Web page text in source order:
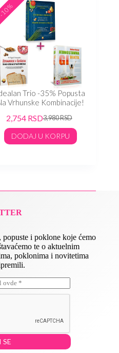
Trio -35% Popusta
Vrhunske Kombinacije!
3,980RSD
2,754 RSD
DODAJ U KORPU
i poklone koje ćemo
te o aktuelnim
poklonima i novitetima
SE